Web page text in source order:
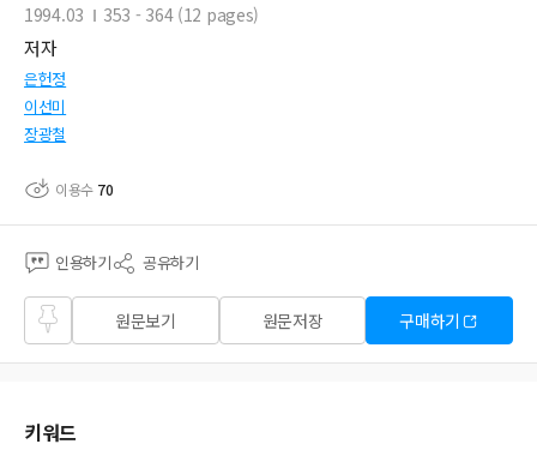
1994.03
353 - 364 (12 pages)
저자
은헌정
이선미
장광철
이용수 70
인용하기 공유하기
즐겨
찾기
원문보기 원문저장 구매하기
키워드